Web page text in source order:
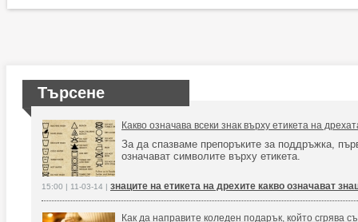
Търсене
Какво означава всеки знак върху етикета на
За да спазваме препоръките за поддръжка,
означават символите върху етикета.
15:00 | 11-03-14 | знаците на етикета на дрехите какво означават
Как да направите коледен подарък, който сгрява